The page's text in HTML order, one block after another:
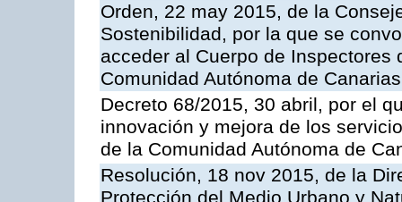
Orden, 22 may 2015, de la
Sostenibilidad, por la que se
acceder al Cuerpo de
Comunidad Autónoma de Canarias
Decreto 68/2015, 30 abril, por el
innovación y mejora de los
de la Comunidad Autónoma de
Resolución, 18 nov 2015, de la